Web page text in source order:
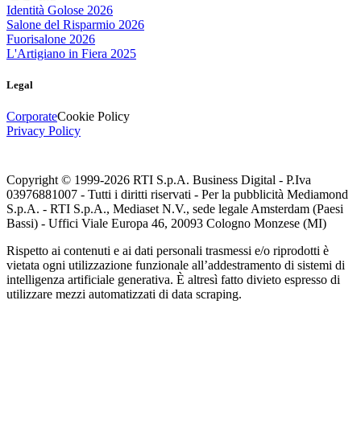
Identità Golose 2026
Salone del Risparmio 2026
Fuorisalone 2026
L'Artigiano in Fiera 2025
Legal
CorporateCookie Policy
Privacy Policy
Copyright © 1999-2026 RTI S.p.A. Business Digital - P.Iva
03976881007 - Tutti i diritti riservati - Per la pubblicità Mediamond
S.p.A. - RTI S.p.A., Mediaset N.V., sede legale Amsterdam (Paesi
Bassi) - Uffici Viale Europa 46, 20093 Cologno Monzese (MI)
Rispetto ai contenuti e ai dati personali trasmessi e/o riprodotti è
vietata ogni utilizzazione funzionale all’addestramento di sistemi di
intelligenza artificiale generativa. È altresì fatto divieto espresso di
utilizzare mezzi automatizzati di data scraping.